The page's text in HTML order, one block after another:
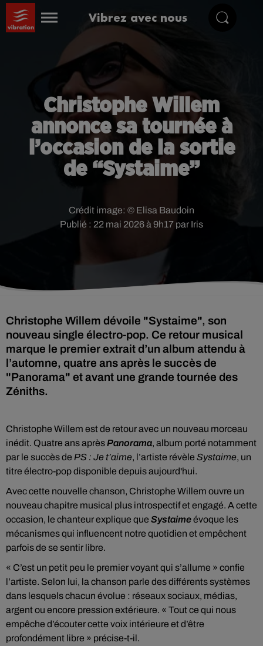
Vibrez avec nous
Christophe Willem
annonce sa tournée à
l’occasion de la sortie
de “Systaime”
Publié : 22 mai 2026 à 9h17 par Iris
Crédit image: © Elisa Baudoin
Christophe Willem dévoile "Systaime", son
nouveau single électro-pop. Ce retour musical
marque le premier extrait d’un album attendu à
l’automne, quatre ans après le succès de
"Panorama" et avant une grande tournée des
Zéniths.
Christophe Willem est de retour avec un nouveau morceau
inédit. Quatre ans aprèsPanorama, album porté notamment
par le succès de PS : Je t’aime, l’artiste révèle Systaime, un
titre électro-pop disponible depuis aujourd'hui.
Avec cette nouvelle chanson, Christophe Willem ouvre un
nouveau chapitre musical plus introspectif et engagé. A cette
occasion, le chanteur explique que Systaimeévoque les
mécanismes qui influencent notre quotidien et empêchent
parfois de se sentir libre.
« C’est un petit peu le premier voyant qui s’allume » confie
l’artiste. Selon lui, la chanson parle des différents systèmes
dans lesquels chacun évolue : réseaux sociaux, médias,
argent ou encore pression extérieure. « Tout ce qui nous
empêche d’écouter cette voix intérieure et d’être
profondément libre » précise-t-il.